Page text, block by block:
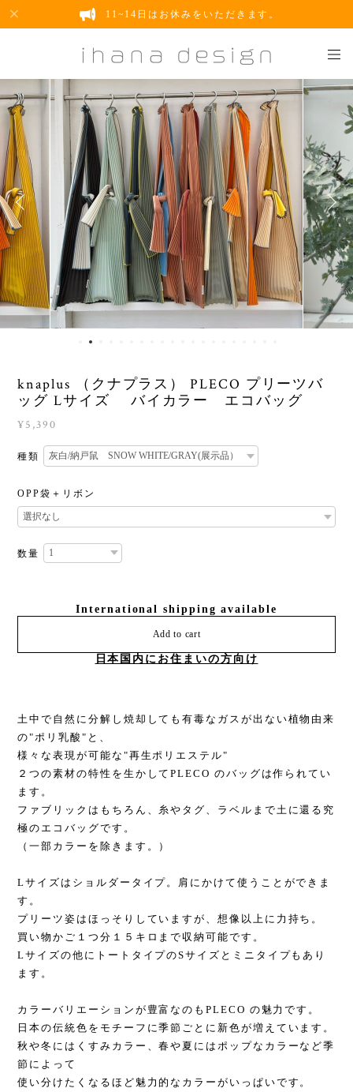
11~14日はお休みをいただきます。
knaplus （クナプラス） PLECO プリーツバ
ッグ Lサイズ バイカラー エコバッグ
¥5,390
種類
OPP袋＋リボン
数量
International shipping available
Add to cart
日本国内にお住まいの方向け
土中で自然に分解し焼却しても有毒なガスが出ない植物由来
の"ポリ乳酸"と、
様々な表現が可能な"再生ポリエステル"
２つの素材の特性を生かしてPLECO のバッグは作られてい
ます。
ファブリックはもちろん、糸やタグ、ラベルまで土に還る究
極のエコバッグです。
（一部カラーを除きます。）
Lサイズはショルダータイプ。肩にかけて使うことができま
す。
プリーツ姿はほっそりしていますが、想像以上に力持ち。
買い物かご１つ分１５キロまで収納可能です。
Lサイズの他にトートタイプのSサイズとミニタイプもあり
ます。
カラーバリエーションが豊富なのもPLECO の魅力です。
日本の伝統色をモチーフに季節ごとに新色が増えています。
秋や冬にはくすみカラー、春や夏にはポップなカラーなど季
節によって
使い分けたくなるほど魅力的なカラーがいっぱいです。